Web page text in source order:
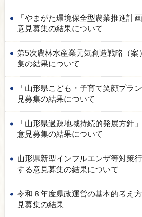
「やまがた環境保全型農業推進計
意見募集の結果について
第5次農林水産業元気創造戦略（案
集の結果について
「山形県こども・子育て笑顔プラ
見募集の結果について
「山形県過疎地域持続的発展方針
意見募集の結果について
山形県新型インフルエンザ等対策
する意見募集の結果について
令和８年度県政運営の基本的考え
見募集の結果